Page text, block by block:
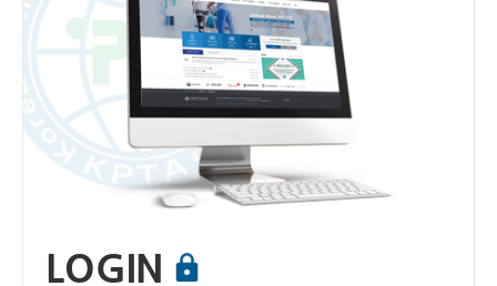
LOGIN